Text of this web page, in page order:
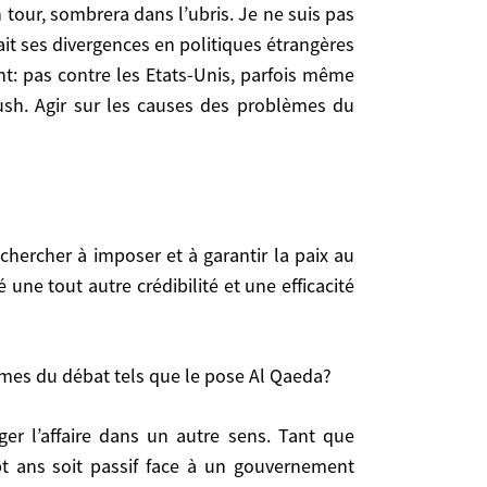
sombrera dans l’ubris. Je ne suis pas
ses divergences en politiques étrangères
pas contre les Etats-Unis, parfois même
Agir sur les causes des problèmes du
une tout autre crédibilité et une efficacité
du débat tels que le pose Al Qaeda?
ans soit passif face à un gouvernement
avec eux, mais à partir de ses propres bases.
le multilatéralisme.
du débat tels que le pose Al Qaeda?
cela handicape tous les responsables arabes
défendait ce type de ligne, les Américains ne